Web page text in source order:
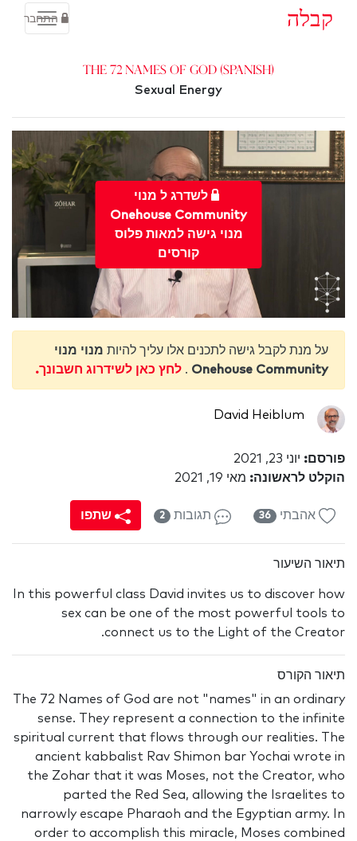
קבלה התחבר
The 72 Names of God (Spanish)
Sexual Energy
לשדרג ל מנוי
Onehouse Community
מנוי גישה למאות פלוס
קורסים
על מנת לקבל גישה לתכנים אלו עליך להיות מנוי מנוי
Onehouse Community
. לחץ כאן לשידרוג חשבונך.
David Heiblum
פורסם: יוני 23, 2021
הוקלט לראשונה: מאי 19, 2021
אהבתי 36 תגובות 2 שתפו
תיאור השיעור
In this powerful class David invites us to discover how
sex can be one of the most powerful tools to
connect us to the Light of the Creator.
תיאור הקורס
The 72 Names of God are not "names" in an ordinary
sense. They represent a connection to the infinite
spiritual current that flows through our realities. The
ancient kabbalist Rav Shimon bar Yochai wrote in
the Zohar that it was Moses, not the Creator, who
parted the Red Sea, allowing the Israelites to
narrowly escape Pharaoh and the Egyptian army. In
order to accomplish this miracle, Moses combined